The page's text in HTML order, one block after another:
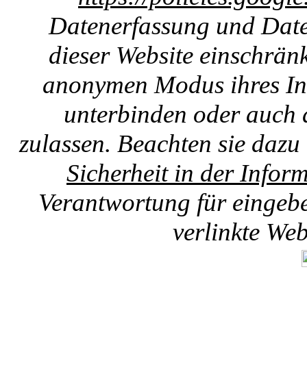
Datenerfassung und
dieser Website
anonymen Modus ihres
unterbinden oder auch
zulassen. Beachten sie
Sicherheit in der
Verantwortung für
verlinkte